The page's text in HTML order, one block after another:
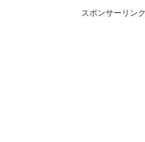
スポンサーリンク